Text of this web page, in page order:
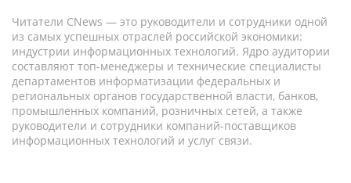
Читатели CNews — это руководители и сотрудники одной
из самых успешных отраслей российской экономики:
индустрии информационных технологий. Ядро аудитории
составляют топ-менеджеры и технические специалисты
департаментов информатизации федеральных и
региональных органов государственной власти, банков,
промышленных компаний, розничных сетей, а также
руководители и сотрудники компаний-поставщиков
информационных технологий и услуг связи.